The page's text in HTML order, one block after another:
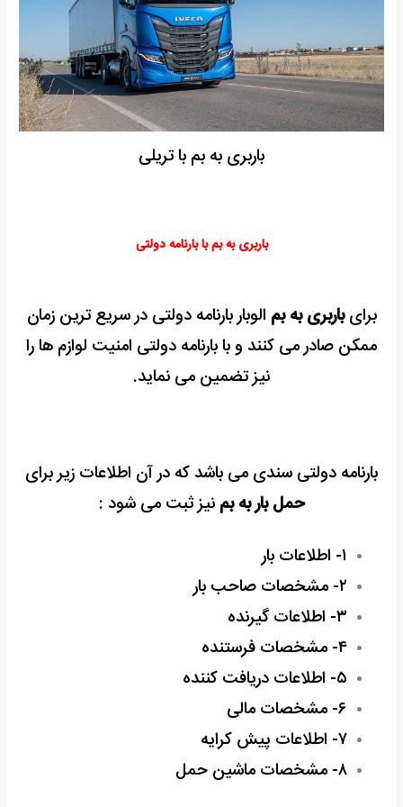
باربری به بم با تریلی
باربری به بم با بارنامه دولتی
برایباربری به بم الوبار بارنامه دولتی در سریع ترین زمان
ممکن صادر می کنند و با بارنامه دولتی امنیت لوازم ها را
نیز تضمین می نماید.
بارنامه دولتی سندی می باشد که در آن اطلاعات زیر برای
حمل بار به بم نیز ثبت می شود :
۱- اطلاعات بار
۲- مشخصات صاحب بار
۳- اطلاعات گیرنده
۴- مشخصات فرستنده
۵- اطلاعات دریافت کننده
۶- مشخصات مالی
۷- اطلاعات پیش کرایه
۸- مشخصات ماشین حمل